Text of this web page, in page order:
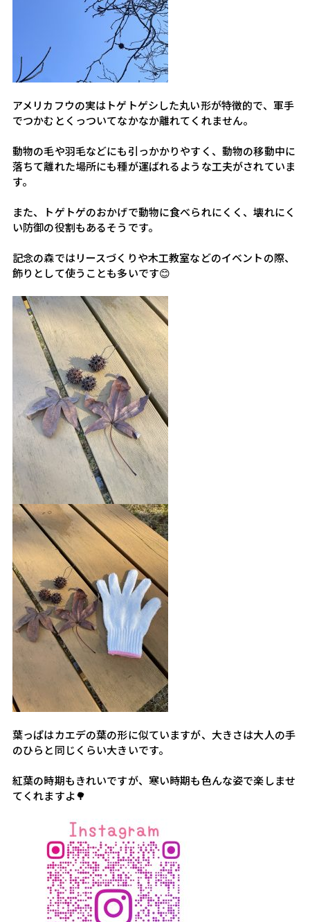
アメリカフウの実はトゲトゲシした丸い形が特徴的で、軍手
でつかむとくっついてなかなか離れてくれません。
動物の毛や羽毛などにも引っかかりやすく、動物の移動中に
落ちて離れた場所にも種が運ばれるような工夫がされていま
す。
また、トゲトゲのおかげで動物に食べられにくく、壊れにく
い防御の役割もあるそうです。
記念の森ではリースづくりや木工教室などのイベントの際、
飾りとして使うことも多いです😊
葉っぱはカエデの葉の形に似ていますが、大きさは大人の手
のひらと同じくらい大きいです。
紅葉の時期もきれいですが、寒い時期も色んな姿で楽しませ
てくれますよ🌳